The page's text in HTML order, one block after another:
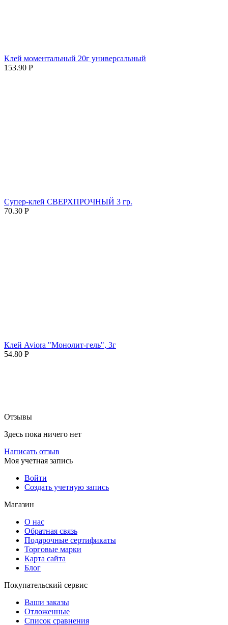
Клей моментальный 20г универсальный
153.90 Р
Супер-клей СВЕРХПРОЧНЫЙ 3 гр.
70.30 Р
Клей Aviora "Монолит-гель", 3г
54.80 Р
Отзывы
Здесь пока ничего нет
Написать отзыв
Моя учетная запись
Войти
Создать учетную запись
Магазин
О нас
Обратная связь
Подарочные сертификаты
Торговые марки
Карта сайта
Блог
Покупательский сервис
Ваши заказы
Отложенные
Список сравнения